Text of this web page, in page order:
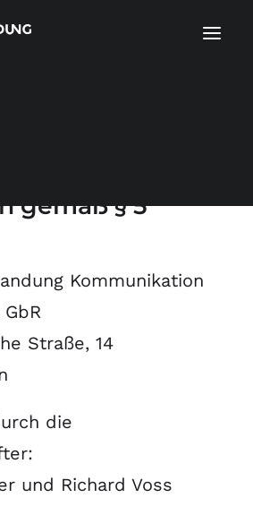
gemäß § 5
Kommunikation
Straße, 14
die
und Richard Voss